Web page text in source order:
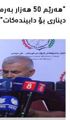
دیناری بۆ دابیندەكات"